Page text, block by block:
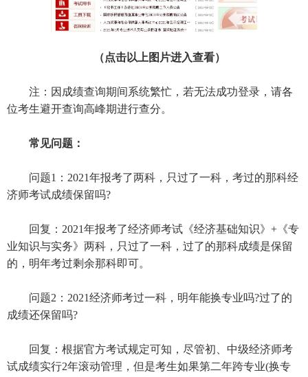
（点击以上图片进入查看）
注：因成绩查询期间系统繁忙，若无法成功登录，请各
位考生避开查询高峰期进行查分。
常见问题：
问题1：2021年报考了两科，只过了一科，考过的那科经
济师考试成绩保留吗?
回复：2021年报考了经济师考试《经济基础知识》+《专
业知识与实务》两科，只过了一科，过了的那科成绩是保留
的，明年考过剩余那科即可。
问题2：2021经济师考过一科，明年能换专业吗?过了的
成绩还保留吗?
回复：根据官方考试规定可知，尽管初、中级经济师考
试成绩实行2年滚动管理，但是考生如果第二年跨专业(换专